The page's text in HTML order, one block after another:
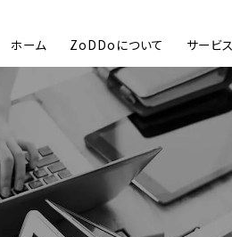
ホーム ZoDDoについて サービス